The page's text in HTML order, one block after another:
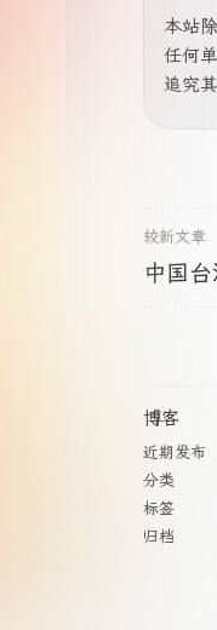
本站
任何
追究
较新文章
中国
博客
近期发布
分类
标签
归档